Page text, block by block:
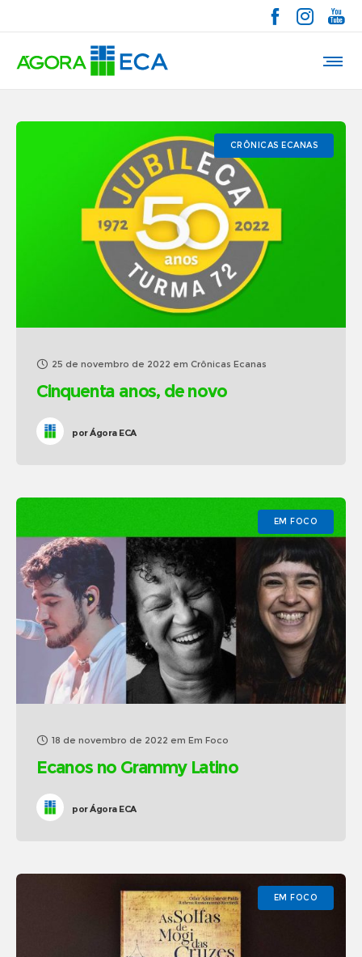
CRÔNICAS ECANAS
25 de novembro de 2022 em Crônicas Ecanas
Cinquenta anos, de novo
porÁgora ECA
EM FOCO
18 de novembro de 2022 em Em Foco
Ecanos no Grammy Latino
porÁgora ECA
EM FOCO